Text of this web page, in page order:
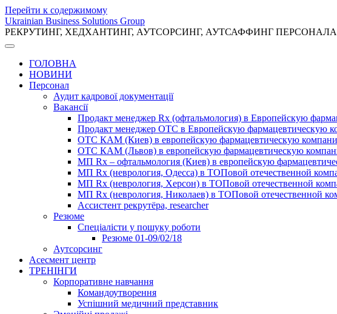
Перейти к содержимому
Ukrainian Business Solutions Group
РЕКРУТИНГ, ХЕДХАНТИНГ, АУТСОРСИНГ, АУТСАФФИНГ
ГОЛОВНА
НОВИНИ
Персонал
Аудит кадрової документації
Вакансії
Продакт менеджер Rx (офтальмология) в Европейскую
Продакт менеджер ОТС в Европейскую фармацевтическую
ОТС КАМ (Киев) в европейскую фармацевтическую
ОТС КАМ (Львов) в европейскую фармацевтическую
МП Rx – офтальмология (Киев) в европейскую
МП Rx (неврология, Одесса) в ТОПовой отечественной
МП Rx (неврология, Херсон) в ТОПовой отечественной
МП Rx (неврология, Николаев) в ТОПовой отечественной
Ассистент рекрутёра, researcher
Резюме
Cпеціалісти у пошуку роботи
Резюме 01-09/02/18
Аутсорсинг
Асесмент центр
ТРЕНІНГИ
Корпоративне навчання
Командоутворення
Успішний медичний представник